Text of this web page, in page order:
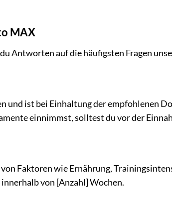
MAX
Antworten auf die häufigsten Fragen
ist bei Einhaltung der empfohlenen
einnimmst, solltest du vor der
Faktoren wie Ernährung,
von [Anzahl] Wochen.